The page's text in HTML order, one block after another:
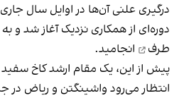
درگیری علنی آن‌ها در اوایل سال
دوره‌ای از همکاری نزدیک آغاز شد و به
طرف
انجامید.
پیش از این، یک مقام ارشد کاخ
انتظار می‌رود واشینگتن و ریاض در